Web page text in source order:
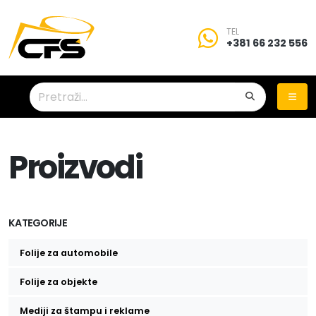
TEL
+381 66 232 556
Proizvodi
KATEGORIJE
Folije za automobile
Folije za zatamnjivanje stakala
Auto folije za promenu boje
Folije za objekte
Zaštitne folije za stakla
Mediji za štampu i reklame